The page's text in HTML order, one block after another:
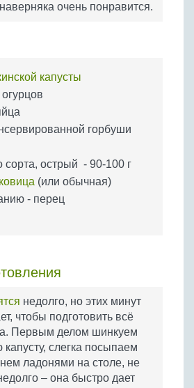
очень понравится.
капусты
горбуши
сорта, острый - 90-100 г
(или обычная)
- перец
недолго, но этих минут
чтобы подготовить всё
Первым делом шинкуем
капусту, слегка посыпаем
ладонями на столе, не
– она быстро дает